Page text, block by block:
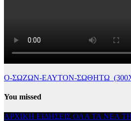
Ο-ΣΩΖΩΝ-ΕΑΥΤΟΝ-
You missed
ΑΡΧΙΚΗ ΕΙΔΗΣΕΙΣ ΟΛΑ ΤΑ ΝΕΑ